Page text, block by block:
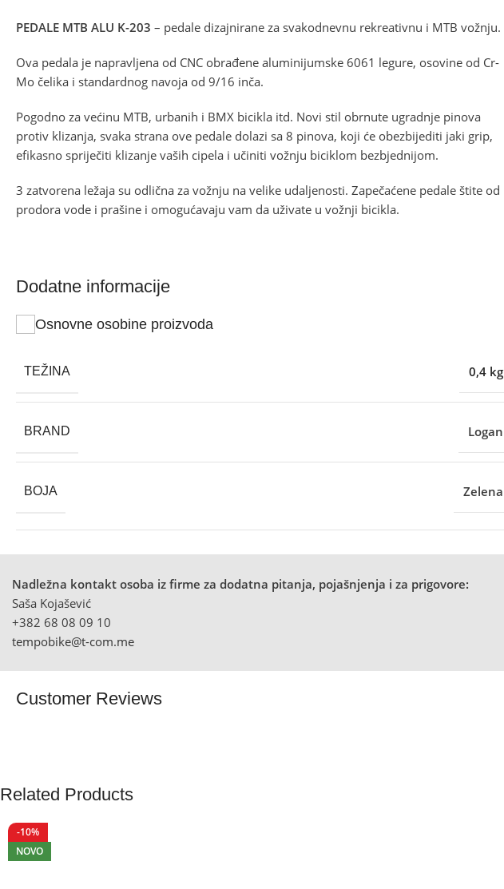
PEDALE MTB ALU K-203 – pedale dizajnirane za svakodnevnu rekreativnu i MTB vožnju.
Ova pedala je napravljena od CNC obrađene aluminijumske 6061 legure, osovine od Cr-
Mo čelika i standardnog navoja od 9/16 inča.
Pogodno za većinu MTB, urbanih i BMX bicikla itd. Novi stil obrnute ugradnje pinova
protiv klizanja, svaka strana ove pedale dolazi sa 8 pinova, koji će obezbijediti jaki grip,
efikasno spriječiti klizanje vaših cipela i učiniti vožnju biciklom bezbjednijom.
3 zatvorena ležaja su odlična za vožnju na velike udaljenosti. Zapečaćene pedale štite od
prodora vode i prašine i omogućavaju vam da uživate u vožnji bicikla.
Dodatne informacije
Osnovne osobine proizvoda
TEŽINA 0,4 kg
BRAND Logan
BOJA Zelena
Nadležna kontakt osoba iz firme za dodatna pitanja, pojašnjenja i za prigovore:
Saša Kojašević
+382 68 08 09 10
tempobike@t-com.me
Customer Reviews
Related Products
-10%
NOVO